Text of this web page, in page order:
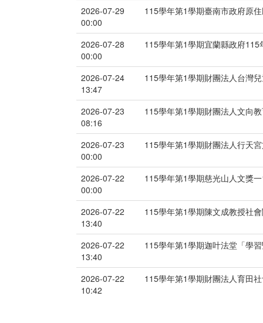
2026-07-29
00:00
115學年第1學期臺南市政府原
2026-07-28
00:00
115學年第1學期宜蘭縣政府
2026-07-24
13:47
115學年第1學期財團法人台灣
2026-07-23
08:16
115學年第1學期財團法人文向
2026-07-23
00:00
115學年第1學期財團法人行天
2026-07-22
00:00
115學年第1學期慈光山人文獎
2026-07-22
13:40
115學年第1學期陳文成教授社
2026-07-22
13:40
115學年第1學期迦叶法堂「學
2026-07-22
10:42
115學年第1學期財團法人育田